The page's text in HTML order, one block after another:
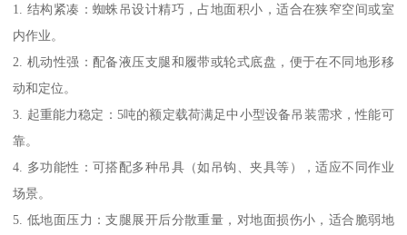
1. 结构紧凑：蜘蛛吊设计精巧，占地面积小，适合在狭窄空间或室
内作业。
2. 机动性强：配备液压支腿和履带或轮式底盘，便于在不同地形移
动和定位。
3. 起重能力稳定：5吨的额定载荷满足中小型设备吊装需求，性能可
靠。
4. 多功能性：可搭配多种吊具（如吊钩、夹具等），适应不同作业
场景。
5. 低地面压力：支腿展开后分散重量，对地面损伤小，适合脆弱地